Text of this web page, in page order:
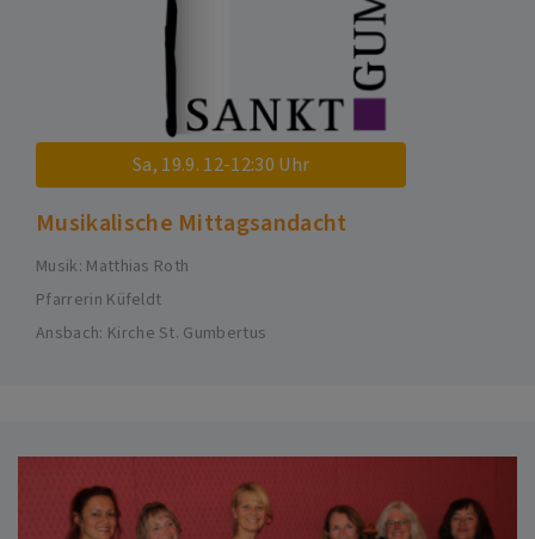
Sa, 19.9. 12-12:30 Uhr
Musikalische Mittagsandacht
Musik: Matthias Roth
Pfarrerin Küfeldt
Ansbach Kirche St. Gumbertus